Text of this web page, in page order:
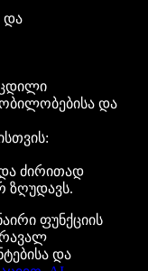
და
და
და ძირითად
ზღუდავს.
ფუნქციის
და